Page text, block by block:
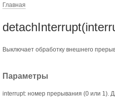
Главная
Выключает обработку внешнего
Параметры
interrupt: номер прерывания (0 или 1).